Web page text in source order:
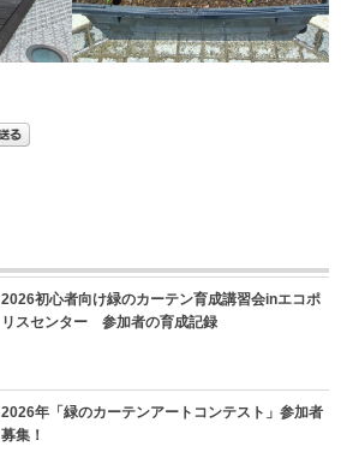
2026初心者向け緑のカーテン育成講習会inエコポ
リスセンター 参加者の育成記録
2026年「緑のカーテンアートコンテスト」参加者
募集！